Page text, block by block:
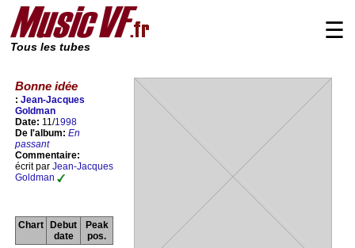
Tous les tubes
☰
Bonne idée
: Jean-Jacques
Goldman
Date: 11/1998
De l'album: En
passant
Commentaire:
écrit par Jean-Jacques
Goldman
Chart
Debut
date
Peak
pos.